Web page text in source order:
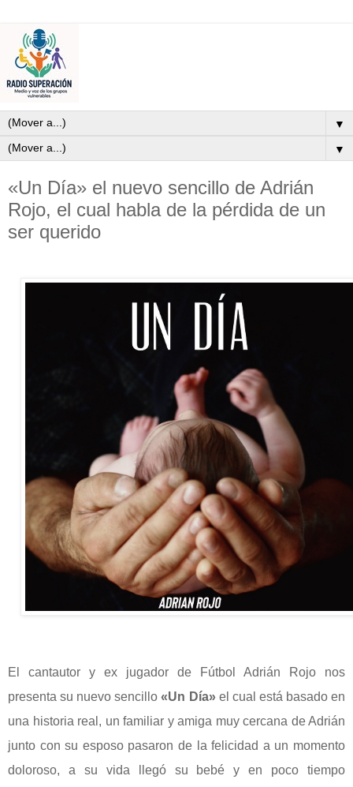
▼
▼
«Un Día» el nuevo sencillo de Adrián
Rojo, el cual habla de la pérdida de un
ser querido
El cantautor y ex jugador de Fútbol Adrián Rojo nos
presenta su nuevo sencillo«Un Día»el cual está basado en
una historia real, un familiar y amiga muy cercana de Adrián
junto con su esposo pasaron de la felicidad a un momento
doloroso, a su vida llegó su bebé y en poco tiempo